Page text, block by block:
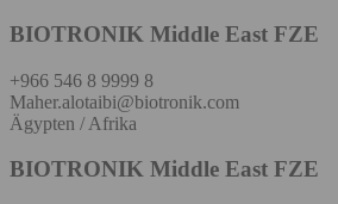
BIOTRONIK Middle East FZE
+966 546 8 9999 8
Maher.alotaibi@biotronik.com
Ägypten / Afrika
BIOTRONIK Middle East FZE